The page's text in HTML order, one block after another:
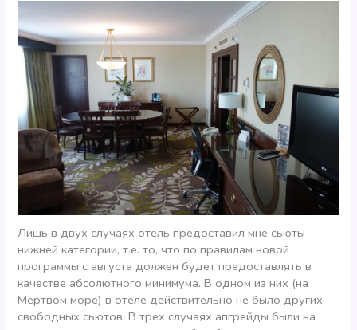
Лишь в двух случаях отель предоставил мне сьюты
нижней категории, т.е. то, что по правилам новой
программы с августа должен будет предоставлять в
качестве абсолютного минимума. В одном из них (на
Мертвом море) в отеле действительно не было других
свободных сьютов. В трех случаях апгрейды были на